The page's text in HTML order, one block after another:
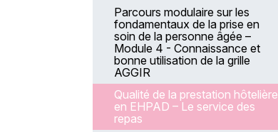
Parcours modulaire sur les
fondamentaux de la prise en
soin de la personne âgée –
Module 4 - Connaissance et
bonne utilisation de la grille
AGGIR
Qualité de la prestation hôtelière
en EHPAD – Le service des
repas